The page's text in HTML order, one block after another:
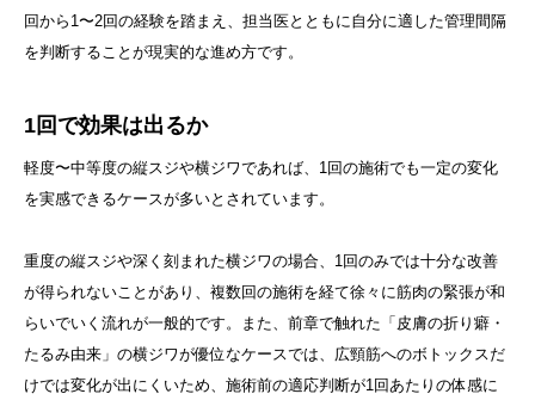
回から1〜2回の経験を踏まえ、担当医とともに自分に適した管理間隔
を判断することが現実的な進め方です。
1回で効果は出るか
軽度〜中等度の縦スジや横ジワであれば、1回の施術でも一定の変化
を実感できるケースが多いとされています。
重度の縦スジや深く刻まれた横ジワの場合、1回のみでは十分な改善
が得られないことがあり、複数回の施術を経て徐々に筋肉の緊張が和
らいでいく流れが一般的です。また、前章で触れた「皮膚の折り癖・
たるみ由来」の横ジワが優位なケースでは、広頸筋へのボトックスだ
けでは変化が出にくいため、施術前の適応判断が1回あたりの体感に